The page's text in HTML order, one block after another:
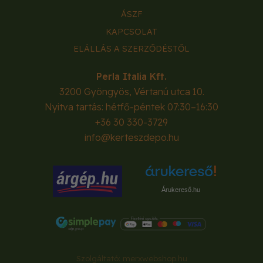
ÁSZF
KAPCSOLAT
ELÁLLÁS A SZERZŐDÉSTŐL
Perla Italia Kft.
3200 Gyöngyös, Vértanú utca 10.
Nyitva tartás: hétfő-péntek 07:30–16:30
+36 30 330-3729
info@kerteszdepo.hu
Árukereső.hu
Szolgáltató: merxwebshop.hu